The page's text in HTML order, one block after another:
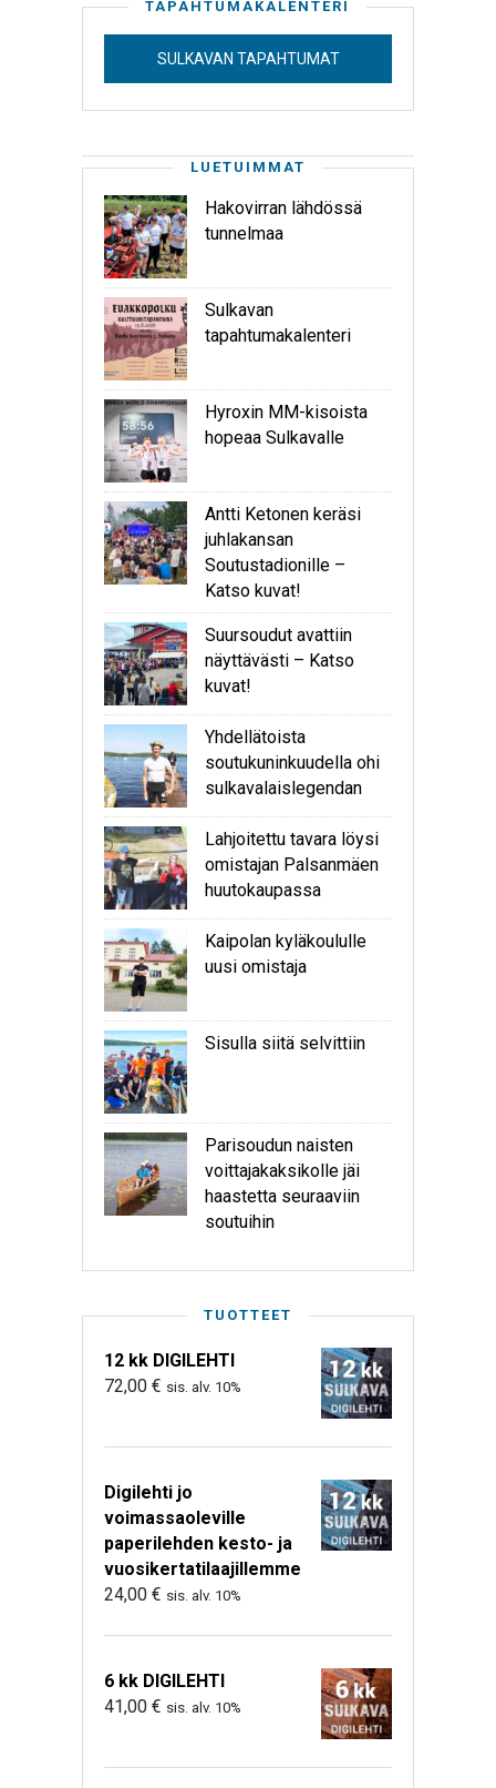
TAPAHTUMAKALENTERI
SULKAVAN TAPAHTUMAT
LUETUIMMAT
Hakovirran lähdössä
tunnelmaa
Sulkavan
tapahtumakalenteri
Hyroxin MM-kisoista
hopeaa Sulkavalle
Antti Ketonen keräsi
juhlakansan
Soutustadionille –
Katso kuvat!
Suursoudut avattiin
näyttävästi – Katso
kuvat!
Yhdellätoista
soutukuninkuudella ohi
sulkavalaislegendan
Lahjoitettu tavara löysi
omistajan Palsanmäen
huutokaupassa
Kaipolan kyläkoululle
uusi omistaja
Sisulla siitä selvittiin
Parisoudun naisten
voittajakaksikolle jäi
haastetta seuraaviin
soutuihin
TUOTTEET
12 kk DIGILEHTI
72,00 € sis. alv. 10%
Digilehti jo
voimassaoleville
paperilehden kesto- ja
vuosikertatilaajillemme
24,00 € sis. alv. 10%
6 kk DIGILEHTI
41,00 € sis. alv. 10%